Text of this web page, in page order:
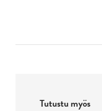
Tutustu myös